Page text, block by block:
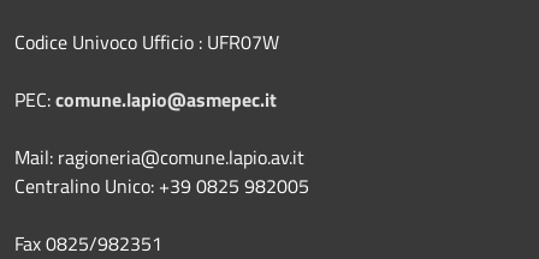
Codice Univoco Ufficio : UFR07W
PEC:comune.lapio@asmepec.it
Mail: ragioneria@comune.lapio.av.it
Centralino Unico: +39 0825 982005
Fax 0825/982351